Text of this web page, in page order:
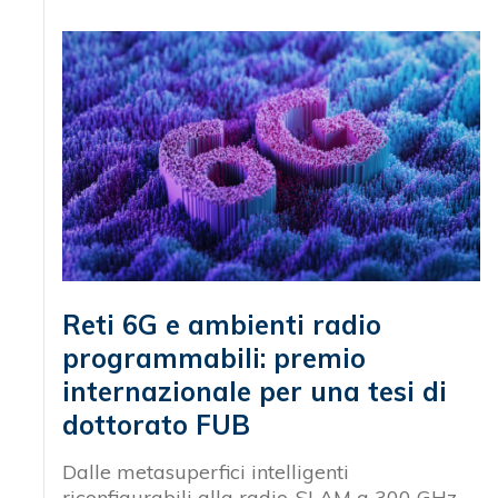
Reti 6G e ambienti radio
programmabili: premio
internazionale per una tesi di
dottorato FUB
Dalle metasuperfici intelligenti